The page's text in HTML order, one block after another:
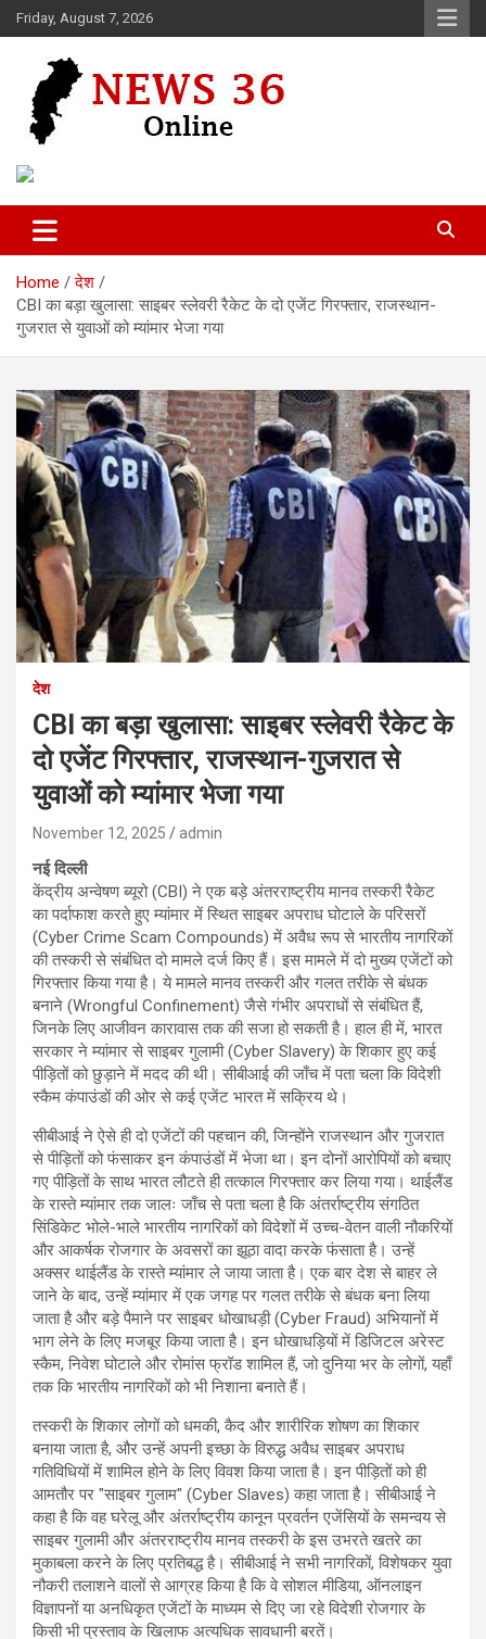
Skip
to
Friday, August 7, 2026
News 36
Home
देश
CBI का बड़ा खुलासा: साइबर स्लेवरी रैकेट के दो एजेंट गिरफ्तार, राजस्थान-
गुजरात से युवाओं को म्यांमार भेजा गया
देश
CBI का बड़ा खुलासा: साइबर स्लेवरी रैकेट के
दो एजेंट गिरफ्तार, राजस्थान-गुजरात से
युवाओं को म्यांमार भेजा गया
November 12, 2025 admin
नई दिल्ली
केंद्रीय अन्वेषण ब्यूरो (CBI) ने एक बड़े अंतरराष्ट्रीय मानव तस्करी रैकेट
का पर्दाफाश करते हुए म्यांमार में स्थित साइबर अपराध घोटाले के परिसरों
(Cyber Crime Scam Compounds) में अवैध रूप से भारतीय नागरिकों
की तस्करी से संबंधित दो मामले दर्ज किए हैं। इस मामले में दो मुख्य एजेंटों को
गिरफ्तार किया गया है। ये मामले मानव तस्करी और गलत तरीके से बंधक
बनाने (Wrongful Confinement) जैसे गंभीर अपराधों से संबंधित हैं,
जिनके लिए आजीवन कारावास तक की सजा हो सकती है। हाल ही में, भारत
सरकार ने म्यांमार से साइबर गुलामी (Cyber Slavery) के शिकार हुए कई
पीड़ितों को छुड़ाने में मदद की थी। सीबीआई की जाँच में पता चला कि विदेशी
स्कैम कंपाउंडों की ओर से कई एजेंट भारत में सक्रिय थे।
सीबीआई ने ऐसे ही दो एजेंटों की पहचान की, जिन्होंने राजस्थान और गुजरात
से पीड़ितों को फंसाकर इन कंपाउंडों में भेजा था। इन दोनों आरोपियों को बचाए
गए पीड़ितों के साथ भारत लौटते ही तत्काल गिरफ्तार कर लिया गया। थाईलैंड
के रास्ते म्यांमार तक जालः जाँच से पता चला है कि अंतर्राष्ट्रीय संगठित
सिंडिकेट भोले-भाले भारतीय नागरिकों को विदेशों में उच्च-वेतन वाली नौकरियों
और आकर्षक रोजगार के अवसरों का झूठा वादा करके फंसाता है। उन्हें
अक्सर थाईलैंड के रास्ते म्यांमार ले जाया जाता है। एक बार देश से बाहर ले
जाने के बाद, उन्हें म्यांमार में एक जगह पर गलत तरीके से बंधक बना लिया
जाता है और बड़े पैमाने पर साइबर धोखाधड़ी (Cyber Fraud) अभियानों में
भाग लेने के लिए मजबूर किया जाता है। इन धोखाधड़ियों में डिजिटल अरेस्ट
स्कैम, निवेश घोटाले और रोमांस फ्रॉड शामिल हैं, जो दुनिया भर के लोगों, यहाँ
तक कि भारतीय नागरिकों को भी निशाना बनाते हैं।
तस्करी के शिकार लोगों को धमकी, कैद और शारीरिक शोषण का शिकार
बनाया जाता है, और उन्हें अपनी इच्छा के विरुद्ध अवैध साइबर अपराध
गतिविधियों में शामिल होने के लिए विवश किया जाता है। इन पीड़ितों को ही
आमतौर पर "साइबर गुलाम" (Cyber Slaves) कहा जाता है। सीबीआई ने
कहा है कि वह घरेलू और अंतर्राष्ट्रीय कानून प्रवर्तन एजेंसियों के समन्वय से
साइबर गुलामी और अंतरराष्ट्रीय मानव तस्करी के इस उभरते खतरे का
मुकाबला करने के लिए प्रतिबद्ध है। सीबीआई ने सभी नागरिकों, विशेषकर युवा
नौकरी तलाशने वालों से आग्रह किया है कि वे सोशल मीडिया, ऑनलाइन
विज्ञापनों या अनधिकृत एजेंटों के माध्यम से दिए जा रहे विदेशी रोजगार के
किसी भी प्रस्ताव के खिलाफ अत्यधिक सावधानी बरतें।